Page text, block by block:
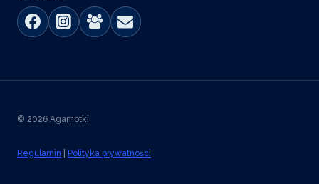
© 2026 Agamotki
Regulamin Polityka prywatności